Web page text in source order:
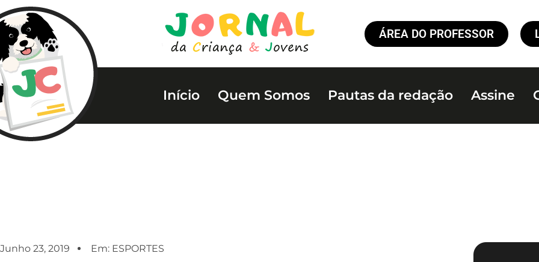
ÁREA DO PROFESSOR
Início Quem Somos Pautas da redação Assine
Junho 23, 2019 Em: ESPORTES